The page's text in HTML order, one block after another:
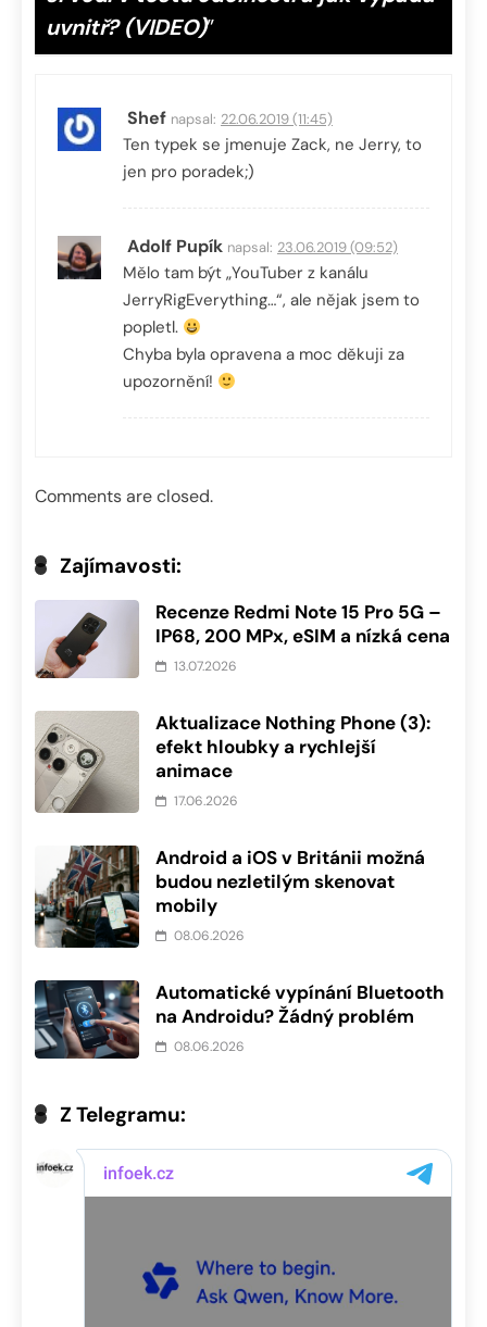
uvnitř? (VIDEO)”
Shef napsal: 22.06.2019 (11:45)
Ten typek se jmenuje Zack, ne Jerry, to
jen pro poradek;)
Adolf Pupík napsal: 23.06.2019 (09:52)
Mělo tam být „YouTuber z kanálu
JerryRigEverything…“, ale nějak jsem to
popletl.
Chyba byla opravena a moc děkuji za
upozornění!
Comments are closed.
Zajímavosti:
Recenze Redmi Note 15 Pro 5G –
IP68, 200 MPx, eSIM a nízká cena
13.07.2026
Aktualizace Nothing Phone (3):
efekt hloubky a rychlejší
animace
17.06.2026
Android a iOS v Británii možná
budou nezletilým skenovat
mobily
08.06.2026
Automatické vypínání Bluetooth
na Androidu? Žádný problém
08.06.2026
Z Telegramu: